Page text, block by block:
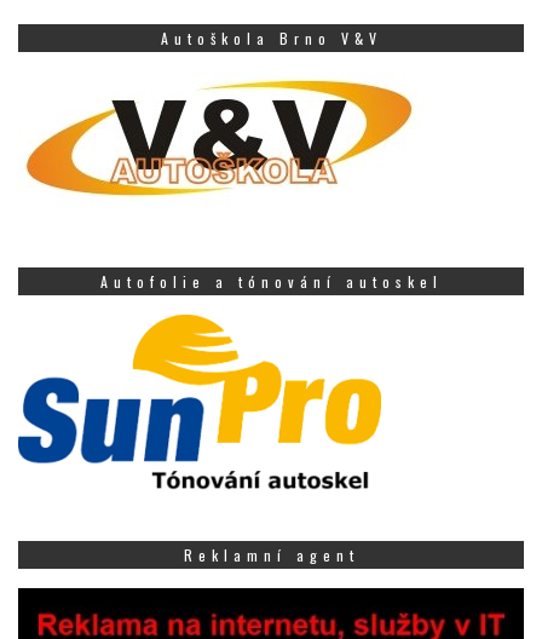
Autoškola Brno V&V
Autofolie a tónování autoskel
Reklamní agent